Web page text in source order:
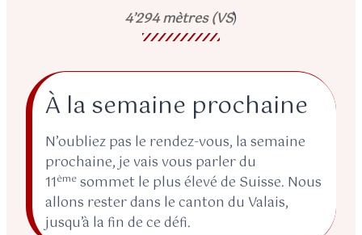
4’294 mètres (VS)
À la semaine prochaine
N’oubliez pas le rendez-vous, la semaine
prochaine, je vais vous parler du
11ème sommet le plus élevé de Suisse. Nous
allons rester dans le canton du Valais,
jusqu’à la fin de ce défi.